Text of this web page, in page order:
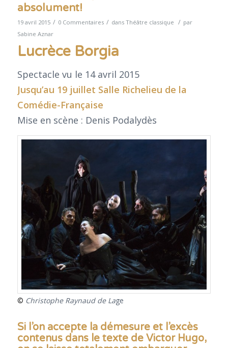
absolument!
19 avril 2015 / 0 Commentaires / dans Théâtre classique / par
Sabine Aznar
Lucrèce Borgia
Spectacle vu le 14 avril 2015
Jusqu’au 19 juillet Salle Richelieu de la
Comédie-Française
Mise en scène : Denis Podalydès
© Christophe Raynaud de Lage
Si l’on accepte la démesure et l’excès
contenus dans le texte de Victor Hugo,